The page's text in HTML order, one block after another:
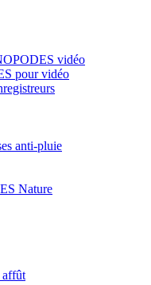
vidéo
pour vidéo
anti-pluie
Nature
affût